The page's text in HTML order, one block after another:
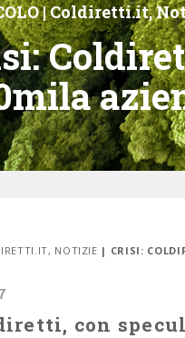
|Coldiretti.it,
, NOTIZIE | CRISI:
con